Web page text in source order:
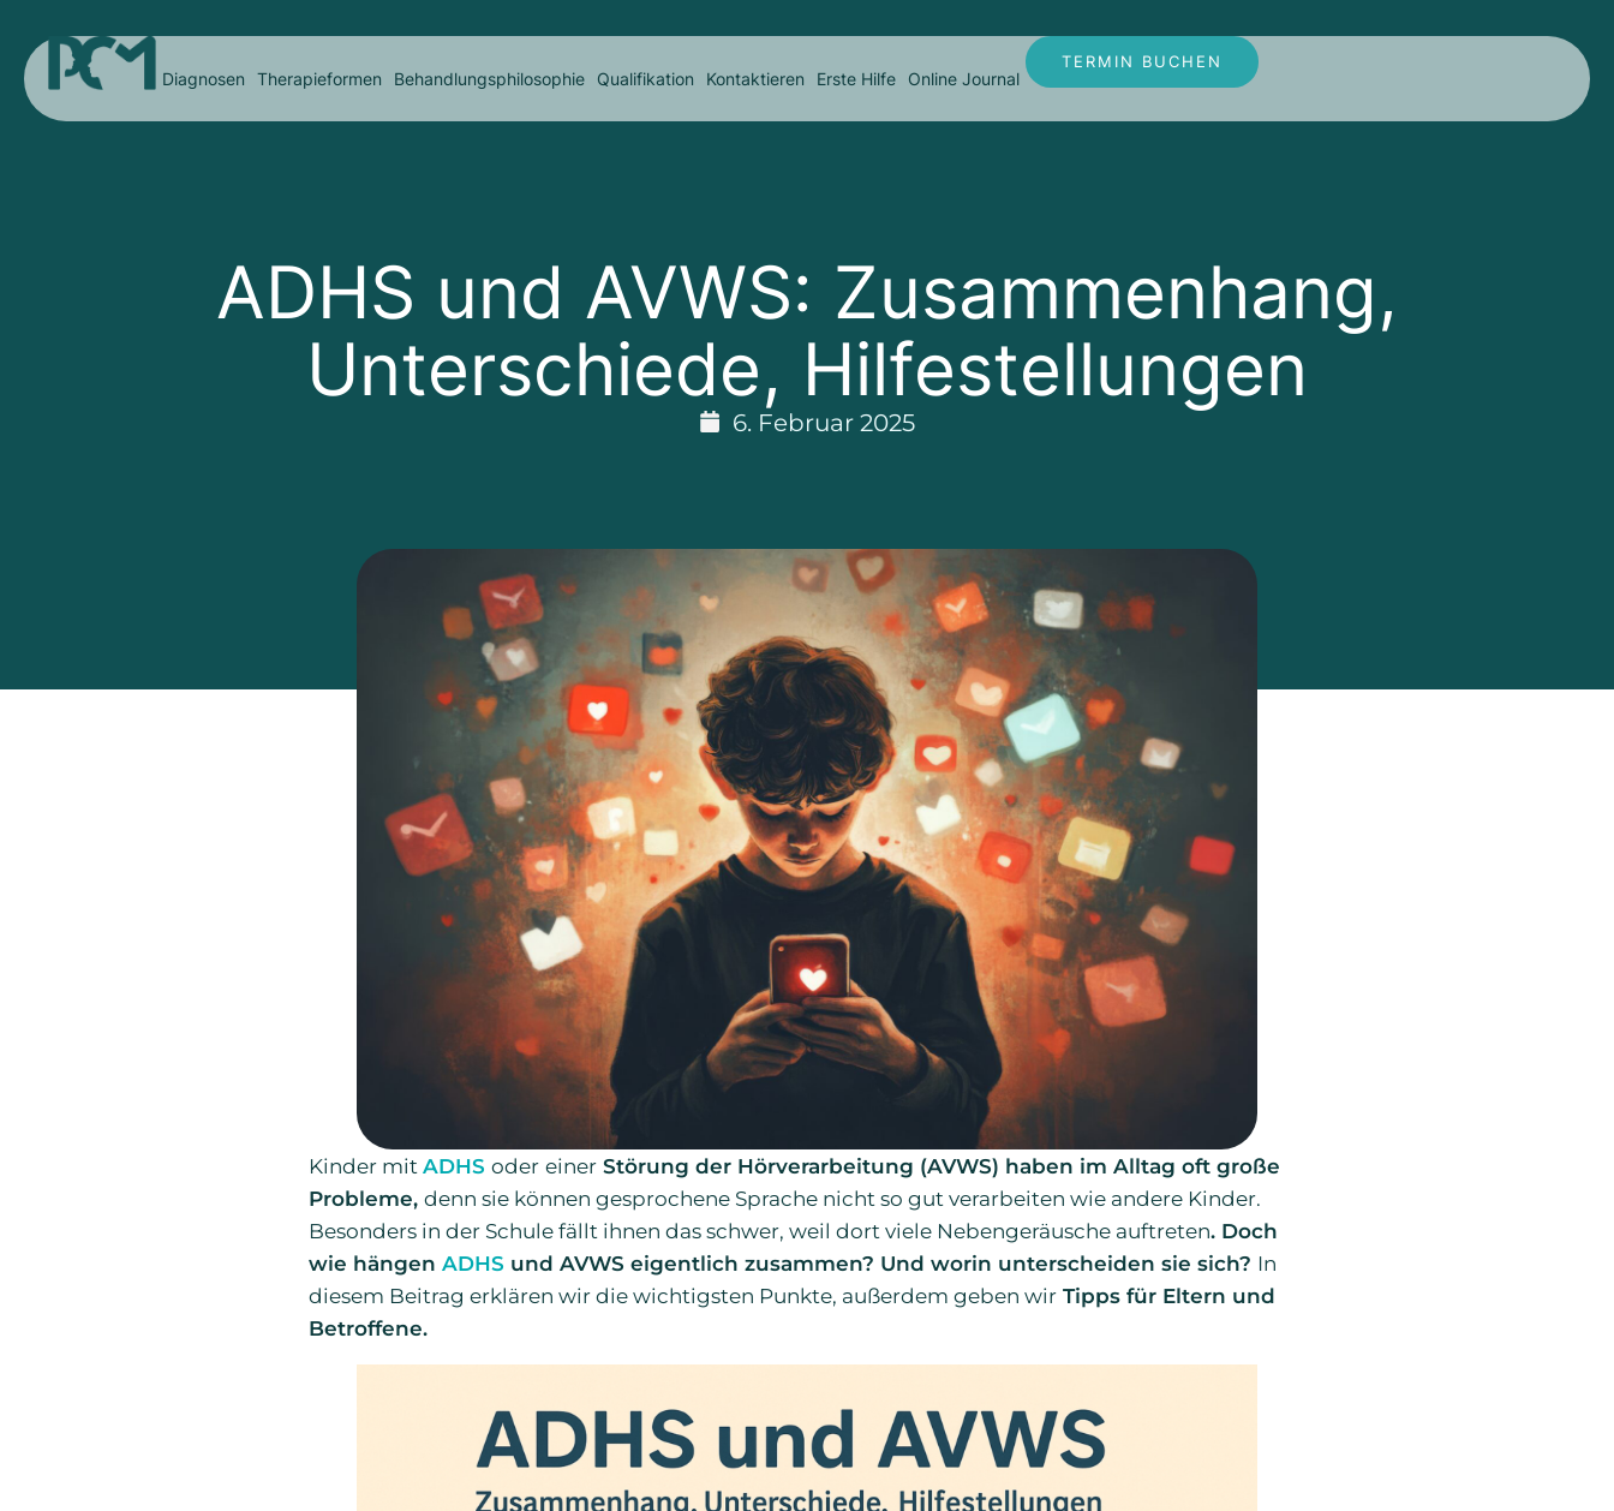
Diagnosen Therapieformen Behandlungsphilosophie Qualifikation Kontaktieren Erste Hilfe Online Journal
TERMIN BUCHEN
ADHS und AVWS: Zusammenhang,
Unterschiede, Hilfestellungen
6. Februar 2025
Kinder mit ADHS oder einer Störung der Hörverarbeitung (AVWS) haben im Alltag oft große
Probleme, denn sie können gesprochene Sprache nicht so gut verarbeiten wie andere Kinder.
Besonders in der Schule fällt ihnen das schwer, weil dort viele Nebengeräusche auftreten. Doch
wie hängen ADHS und AVWS eigentlich zusammen? Und worin unterscheiden sie sich? In
diesem Beitrag erklären wir die wichtigsten Punkte, außerdem geben wir Tipps für Eltern und
Betroffene.